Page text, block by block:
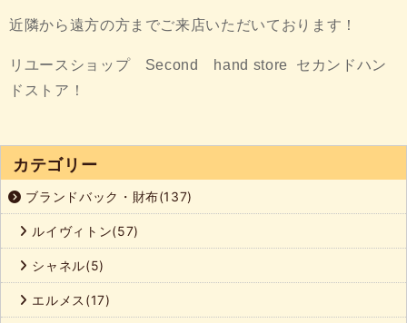
近隣から遠方の方までご来店いただいております！
リユースショップ Second hand store セカンドハン
ドストア！
カテゴリー
ブランドバック・財布(137)
ルイヴィトン(57)
シャネル(5)
エルメス(17)